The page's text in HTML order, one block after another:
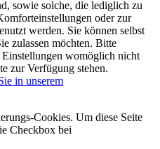
sowie solche, die lediglich zu
oder zur
werden. Sie können selbst
zulassen möchten. Bitte
Einstellungen womöglich nicht
zur Verfügung stehen.
in unserem
Cookies. Um diese Seite
Checkbox bei